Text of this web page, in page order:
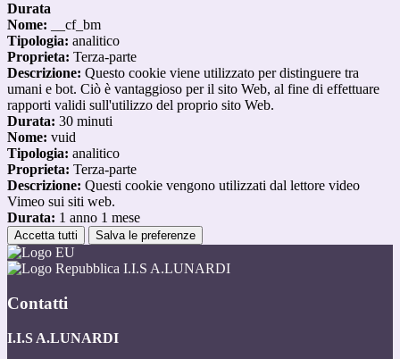
Durata
Nome: __cf_bm
Tipologia: analitico
Proprieta: Terza-parte
Descrizione: Questo cookie viene utilizzato per distinguere tra
umani e bot. Ciò è vantaggioso per il sito Web, al fine di effettuare
rapporti validi sull'utilizzo del proprio sito Web.
Durata: 30 minuti
Nome: vuid
Tipologia: analitico
Proprieta: Terza-parte
Descrizione: Questi cookie vengono utilizzati dal lettore video
Vimeo sui siti web.
Durata: 1 anno 1 mese
Accetta tutti Salva le preferenze
I.I.S A.LUNARDI
Contatti
I.I.S A.LUNARDI